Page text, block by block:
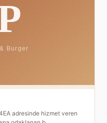
adresinde hizmet veren